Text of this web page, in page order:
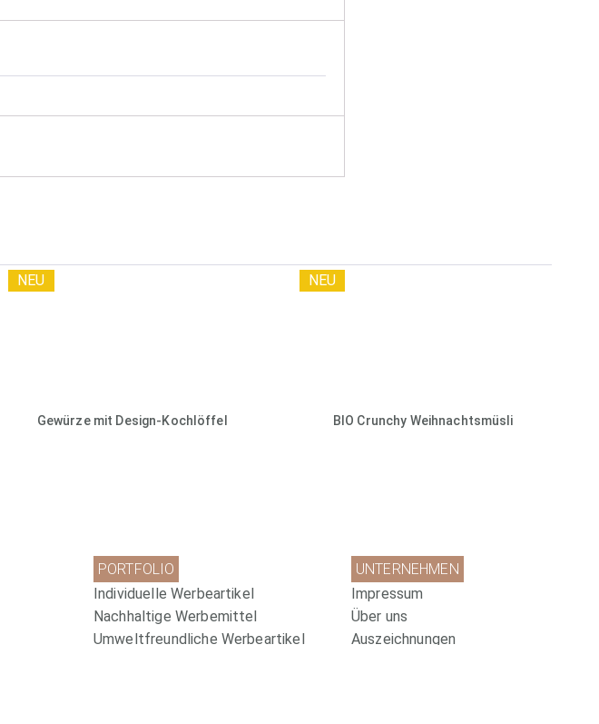
Gewürze mit Design-Kochlöffel
NEU
BIO Crunchy Weihnachtsmüsli
NEU
PORTFOLIO
Individuelle Werbeartikel
Nachhaltige Werbemittel
Umweltfreundliche Werbeartikel
UNTERNEHMEN
Impressum
Über uns
Auszeichnungen